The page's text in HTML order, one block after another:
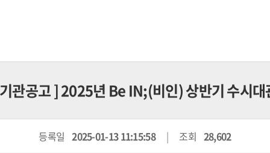
기관공고] 2025년 Be IN;(비인) 상반기 수시대
등록일 2025-01-13 11:15:58 조회 28,602